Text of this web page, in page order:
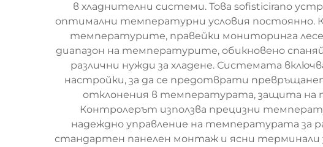
в хладнителни системи. Това sofisticirano
оптимални температурни условия постоянно.
температурите, правейки мониторинга
диапазон на температурите, обикновено
различни нужди за хладене. Системата
настройки, за да се предотврати
отклонения в температурата, защита на
Контролерът използва прецизни
надеждно управление на температурата за
стандартен панелен монтаж и ясни терминали